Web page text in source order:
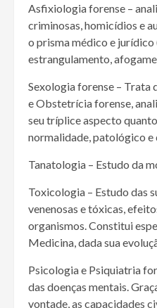
Asfixiologia forense –
criminosas, homicídios e
o prisma médico e jurídico
estrangulamento,
Sexologia forense –
e Obstetrícia forense,
seu tríplice aspecto
normalidade, patológico
Tanatologia – Estudo da
Toxicologia – Estudo das
venenosas e tóxicas,
organismos. Constitui
Medicina, dada sua
Psicologia e Psiquiatria
das doenças mentais.
vontade, as capacidades